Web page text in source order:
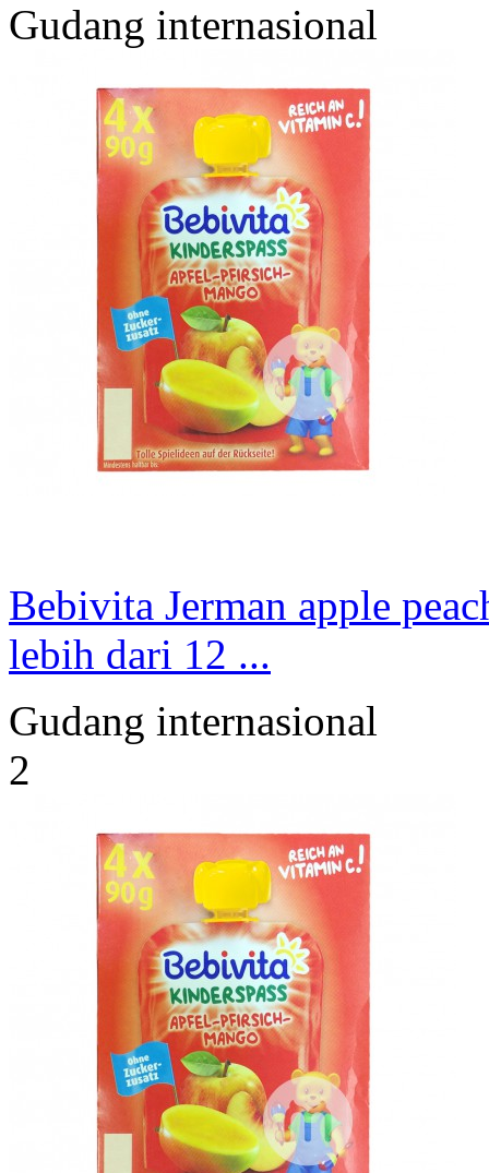
Gudang internasional
Bebivita Jerman apple
lebih dari 12 ...
Gudang internasional
2